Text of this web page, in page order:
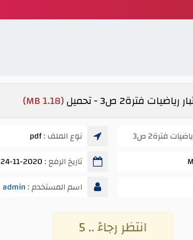
رياضيات فترة2 ص3 - تحميل (1.18 MB)
فترة2 ص3 نوع الملف :pdf
تاريخ الرفع : 24-11-2020 11:04 ص
اسم المستخدم : admin
انتظر رجاءً .. 5